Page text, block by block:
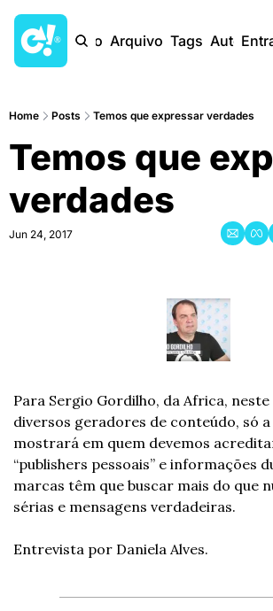
Início Arquivo Tags Autores
Home Posts Temos que expressar verdades
Temos que
verdades
Jun 24, 2017
Para Sergio Gordilho, da Africa,
diversos geradores de conteúdo, só
mostrará em quem devemos
“publishers pessoais” e informações
marcas têm que buscar mais do que
sérias e mensagens verdadeiras.
Entrevista por Daniela Alves.